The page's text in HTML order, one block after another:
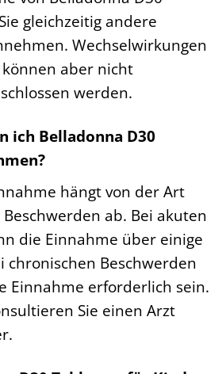
gleichzeitig andere
Wechselwirkungen
aber nicht
werden.
ich Belladonna D30
hängt von der Art
ab. Bei akuten
die Einnahme über einige
chronischen Beschwerden
Einnahme erforderlich sein.
Sie einen Arzt